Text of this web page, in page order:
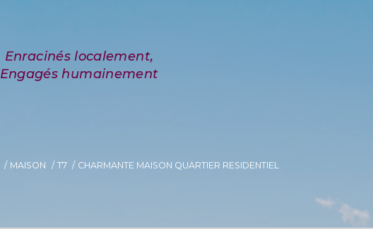
MAISON T7 CHARMANTE MAISON QUARTIER RESIDENTIEL